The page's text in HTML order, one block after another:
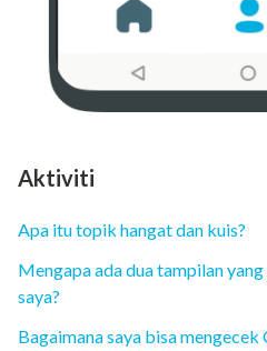
Aktiviti
Apa itu topik hangat dan kuis?
Mengapa ada dua tampilan
saya?
Bagaimana saya bisa